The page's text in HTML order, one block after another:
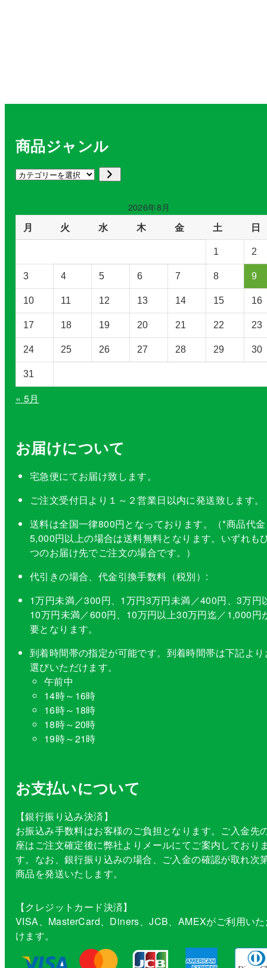
商品ジャンル
カ
リ
ー
択
2026年8月
月 火 水 木 金 土 日
1 2
3 4 5 6 7 8 9
10 11 12 13 14 15 16
17 18 19 20 21 22 23
24 25 26 27 28 29 30
31
« 5月
お届けについて
宅急便にてお届け致します。
ご注文受付日より１～２営業日以内に発送致します。
送料は全国一律800円となっております。（*商品代金
5,000円以上の場合は送料無料となります。いずれも
つのお届け先でご注文の場合です。）
代引きの場合、代金引換手数料（税別）:
1万円未満／300円、1万円3万円未満／400円、3万円
10万円未満／600円、10万円以上30万円迄／1,000円
要となります。
到着時間帯の指定が可能です。到着時間帯は下記より
選びいただけます。
午前中
14時～16時
16時～18時
18時～20時
19時～21時
お支払いについて
【銀行振り込み決済】
お振込み手数料はお客様のご負担となります。ご入金先
座はご注文確定後に弊社よりメールにてご案内しており
す。なお、銀行振り込みの場合、ご入金の確認が取れ次
商品を発送いたします。
【クレジットカード決済】
VISA、MasterCard、Diners、JCB、AMEXがご利用い
けます。